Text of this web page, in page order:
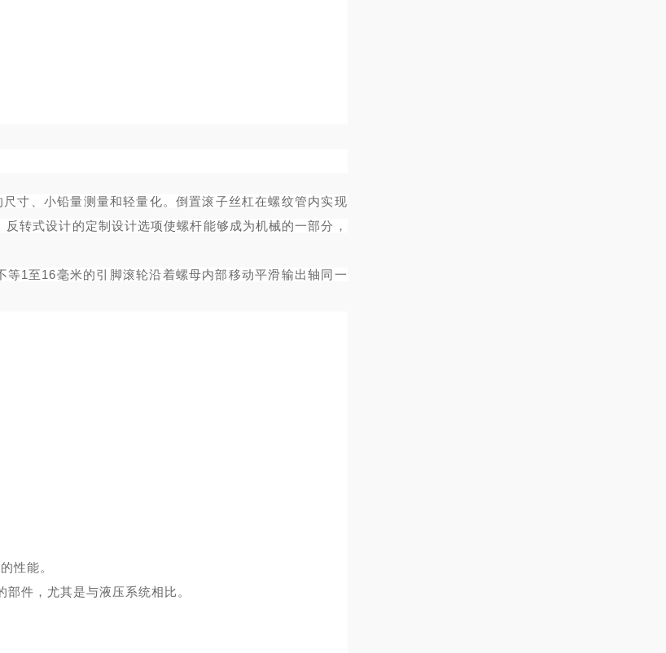
寸、小铅量测量和轻量化。倒置滚子丝杠在螺纹管内实现
转式设计的定制设计选项使螺杆能够成为机械的一部分，
1至16毫米的引脚滚轮沿着螺母内部移动平滑输出轴同一
性能。
部件，尤其是与液压系统相比。